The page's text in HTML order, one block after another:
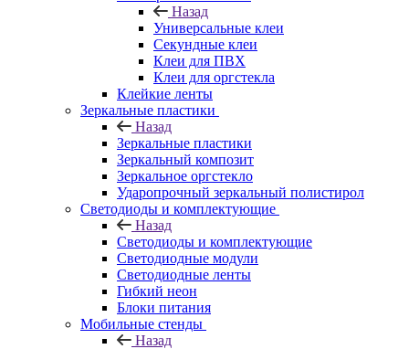
Назад
Универсальные клеи
Секундные клеи
Клеи для ПВХ
Клеи для оргстекла
Клейкие ленты
Зеркальные пластики
Назад
Зеркальные пластики
Зеркальный композит
Зеркальное оргстекло
Ударопрочный зеркальный полистирол
Светодиоды и комплектующие
Назад
Светодиоды и комплектующие
Светодиодные модули
Светодиодные ленты
Гибкий неон
Блоки питания
Мобильные стенды
Назад